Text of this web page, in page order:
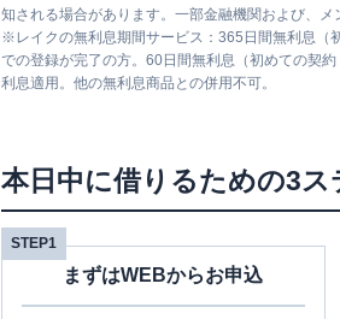
知される場合があります。一部金融機関および、メ
※ レイクの無利息期間サービス：365日間無利息
での登録が完了の方。60日間無利息（初めての契
利息適用。他の無利息商品との併用不可。
本日中に借りるための3ス
STEP1
まずはWEBからお申込